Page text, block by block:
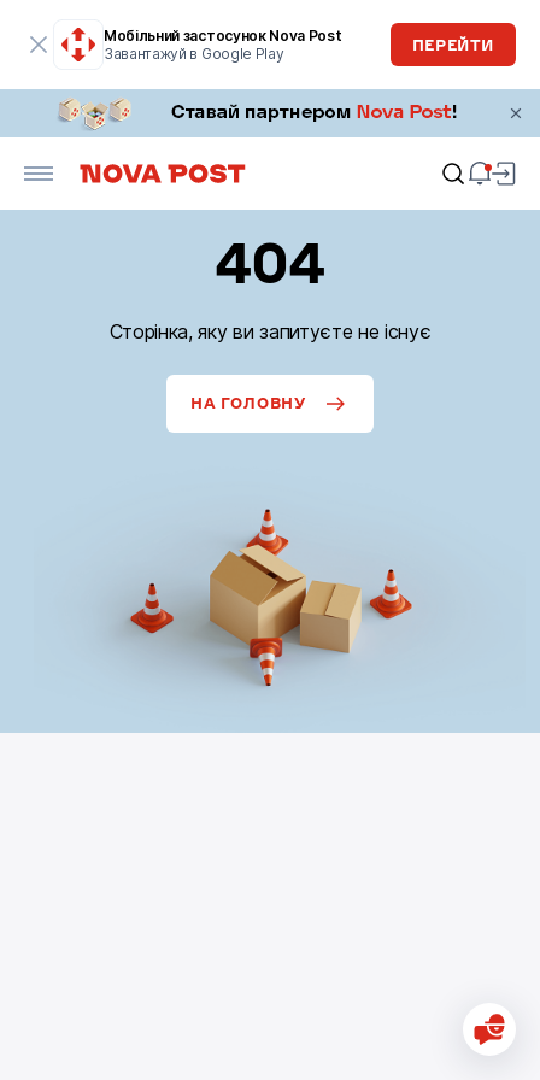
Мобільний застосунок Nova Post
Завантажуй в Google Play
ПЕРЕЙТИ
404
Сторінка, яку ви запитуєте не існує
НА ГОЛОВНУ